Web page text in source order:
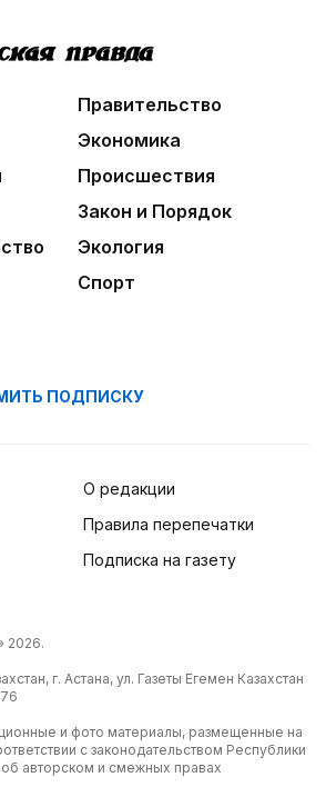
Правительство
Экономика
Происшествия
Закон и Порядок
Экология
Спорт
ПОДПИСКУ
О редакции
Правила перепечатки
Подписка на газету
2026.
г. Астана, ул. Газеты Егемен Казахстан
и фото материалы, размещенные на
с законодательством Республики
об авторском и смежных правах